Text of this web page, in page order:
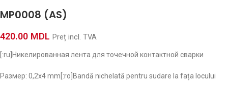
MP0008 (AS)
420.00 MDL Preț incl. TVA
[:ru]Никелированная лента для точечной контактной сварки
Размер: 0,2х4 mm[:ro]Bandă nichelată pentru sudare la fața locului